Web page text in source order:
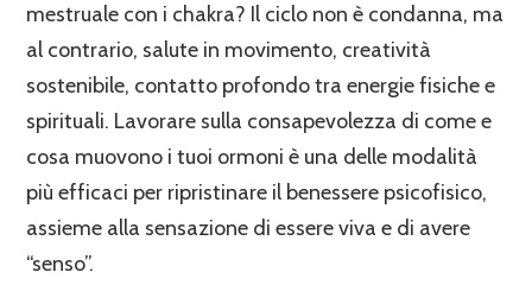
mestruale con i chakra? Il ciclo non è condanna, ma
al contrario, salute in movimento, creatività
sostenibile, contatto profondo tra energie fisiche e
spirituali. Lavorare sulla consapevolezza di come e
cosa muovono i tuoi ormoni è una delle modalità
più efficaci per ripristinare il benessere psicofisico,
assieme alla sensazione di essere viva e di avere
“senso”.